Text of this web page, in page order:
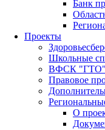
Банк
Проекты
Школьные
ВФСК "ГТО"
Правовое
О